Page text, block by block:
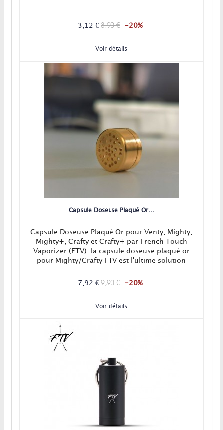
3,12 € 3,90 € -20%
Voir détails
Capsule Doseuse Plaqué Or...
Capsule Doseuse Plaqué Or pour Venty, Mighty,
Mighty+, Crafty et Crafty+ par French Touch
Vaporizer (FTV). la capsule doseuse plaqué or
pour Mighty/Crafty FTV est l'ultime solution
capsules doseuses originales.Vous profiterez
7,92 € 9,90 € -20%
Voir détails